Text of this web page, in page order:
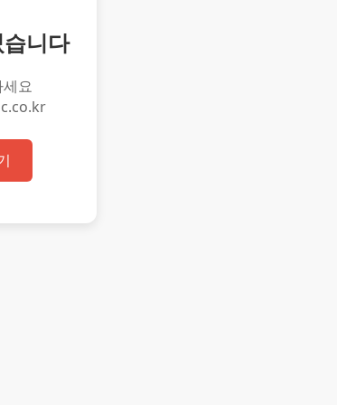
니다
요